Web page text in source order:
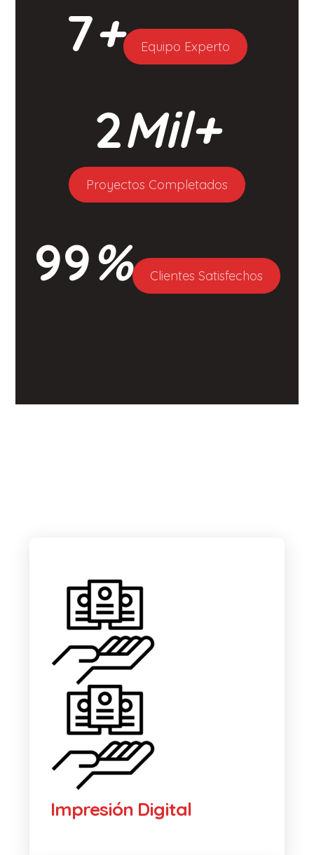
7+ Equipo Experto
2Mil+
Proyectos Completados
99% Clientes Satisfechos
Impresión Digital